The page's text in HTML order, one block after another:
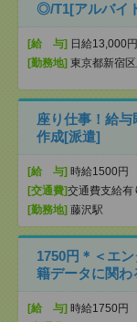
◎/T1[アルバイ
[給 与] 日給13,000
[勤務地] 東京都新宿
座り仕事！給
作成[派遣]
[給 与] 時給1500円
[交通費]交通費支給有
[勤務地] 藤沢駅
1750円＊＜エ
籍データに関
[給 与] 時給1750円